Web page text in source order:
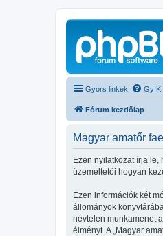
Gyors linkek GyIK
Fórum kezdőlap
Magyar amatőr
Ezen nyilatkozat írja le,
üzemeltetői hogyan
Ezen információk két
állományok
névtelen munkamenet
élményt. A „Magyar